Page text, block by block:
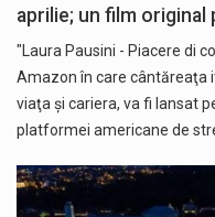
aprilie; un film original
"Laura Pausini - Piacere di
Amazon în care cântăreaţa
viaţa şi cariera, va fi lansat
platformei americane de